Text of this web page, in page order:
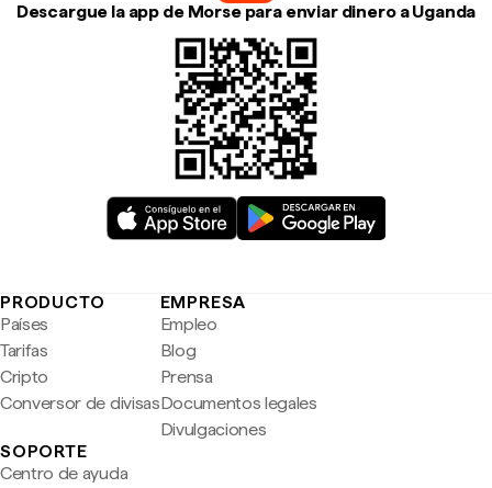
Descargue la app de Morse para enviar dinero a Uganda
PRODUCTO
Países
Tarifas
Cripto
Conversor de divisas
EMPRESA
Empleo
Blog
Prensa
Documentos legales
Divulgaciones
SOPORTE
Centro de ayuda